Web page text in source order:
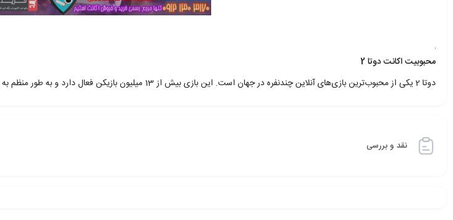
محبوبیت اکانت دوتا 2
دوتا 2 یکی از محبوب‌ترین بازی‌های آنلاین چندنفره در جهان است. این بازی بیش از 13 میلیون بازیکن فعال دارد و به طور منظم به روزرسانی‌های جدیدی برای آن منتشر می‌شود.
نقد و بررسی